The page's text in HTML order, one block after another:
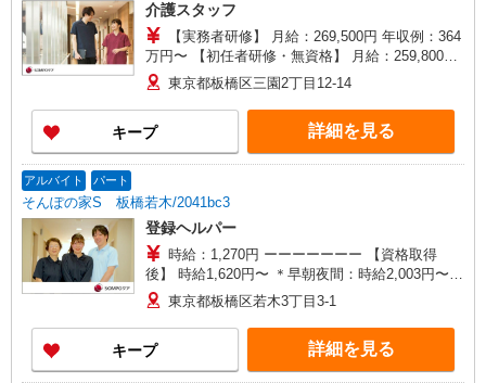
介護スタッフ
【実務者研修】 月給：269,500円 年収例：364
万円〜 【初任者研修・無資格】 月給：259,800円
年収例：351万円〜 ※職務手当、（東京都）居住
支援特別手当、日祝手当（月平均2回分）、夜勤手
当（月平均5回分）等、毎月平均的に支払われる手
当を含みます。 ※居住支援特別手当は勤続5年目
までの方はさらに1万円支給（再入社は除く） ◎
間外手当支給（超過1分〜）
東京都板橋区三園2丁目12-14
キープ 詳細を見る
アルバイト パート
そんぽの家S 板橋若木/2041bc3
登録ヘルパー
時給：1,270円 ーーーーーーー 【資格取得
後】 時給1,620円〜 ＊早朝夜間：時給2,003円〜
＊日曜祝日：時給1,920円〜 ーーーーーーー
東京都板橋区若木3丁目3-1
キープ 詳細を見る